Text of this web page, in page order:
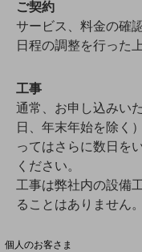
ご契約中サービスの一元管
Web明細(ビリングステー
料金分析(ご利用料金管理サ
個人のお客さま
ご契約
サービス、料金の確
日程の調整を行った
工事
通常、お申し込みい
日、年末年始を除く
ってはさらに数日を
ください。
工事は弊社内の設備
ることはありません。